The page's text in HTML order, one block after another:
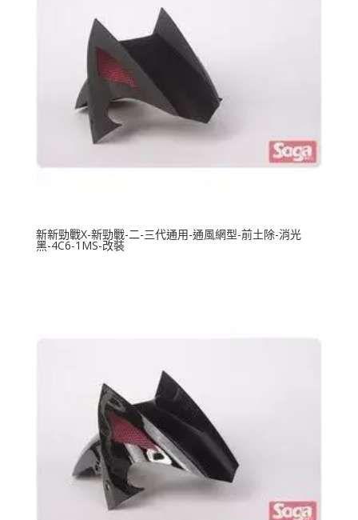
新新勁戰X-新勁戰-二-三代通用-通風網型-前土除-消光
黑-4C6-1MS-改裝